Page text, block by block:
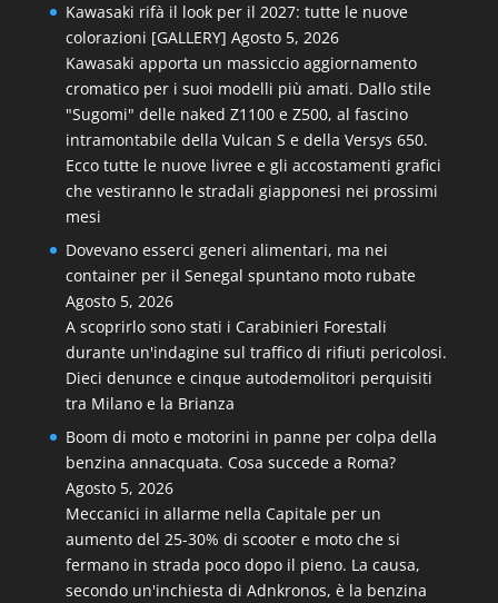
Kawasaki rifà il look per il 2027: tutte le nuove
colorazioni [GALLERY] Agosto 5, 2026
Kawasaki apporta un massiccio aggiornamento
cromatico per i suoi modelli più amati. Dallo stile
"Sugomi" delle naked Z1100 e Z500, al fascino
intramontabile della Vulcan S e della Versys 650.
Ecco tutte le nuove livree e gli accostamenti grafici
che vestiranno le stradali giapponesi nei prossimi
mesi
Dovevano esserci generi alimentari, ma nei
container per il Senegal spuntano moto rubate
Agosto 5, 2026
A scoprirlo sono stati i Carabinieri Forestali
durante un'indagine sul traffico di rifiuti pericolosi.
Dieci denunce e cinque autodemolitori perquisiti
tra Milano e la Brianza
Boom di moto e motorini in panne per colpa della
benzina annacquata. Cosa succede a Roma?
Agosto 5, 2026
Meccanici in allarme nella Capitale per un
aumento del 25-30% di scooter e moto che si
fermano in strada poco dopo il pieno. La causa,
secondo un'inchiesta di Adnkronos, è la benzina